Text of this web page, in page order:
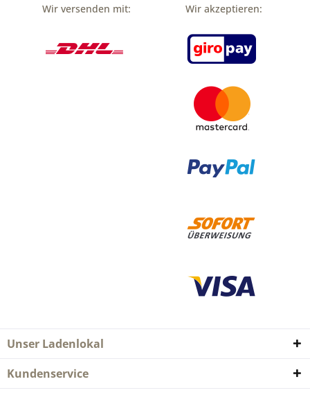
Wir versenden mit: Wir akzeptieren:
Unser Ladenlokal
Kundenservice